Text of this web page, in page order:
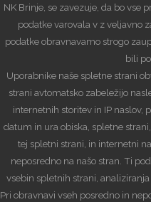
NK Brinje, se zavezuje, da bo vse
podatke varovala v z veljavno
podatke obravnavamo strogo
bili
Uporabnike naše spletne strani
strani avtomatsko zabeležijo
internetnih storitev in IP naslov,
datum in ura obiska, spletne
tej spletni strani, in internetni
neposredno na našo stran. Ti
vsebin spletnih strani,
Pri obravnavi vseh posredno in